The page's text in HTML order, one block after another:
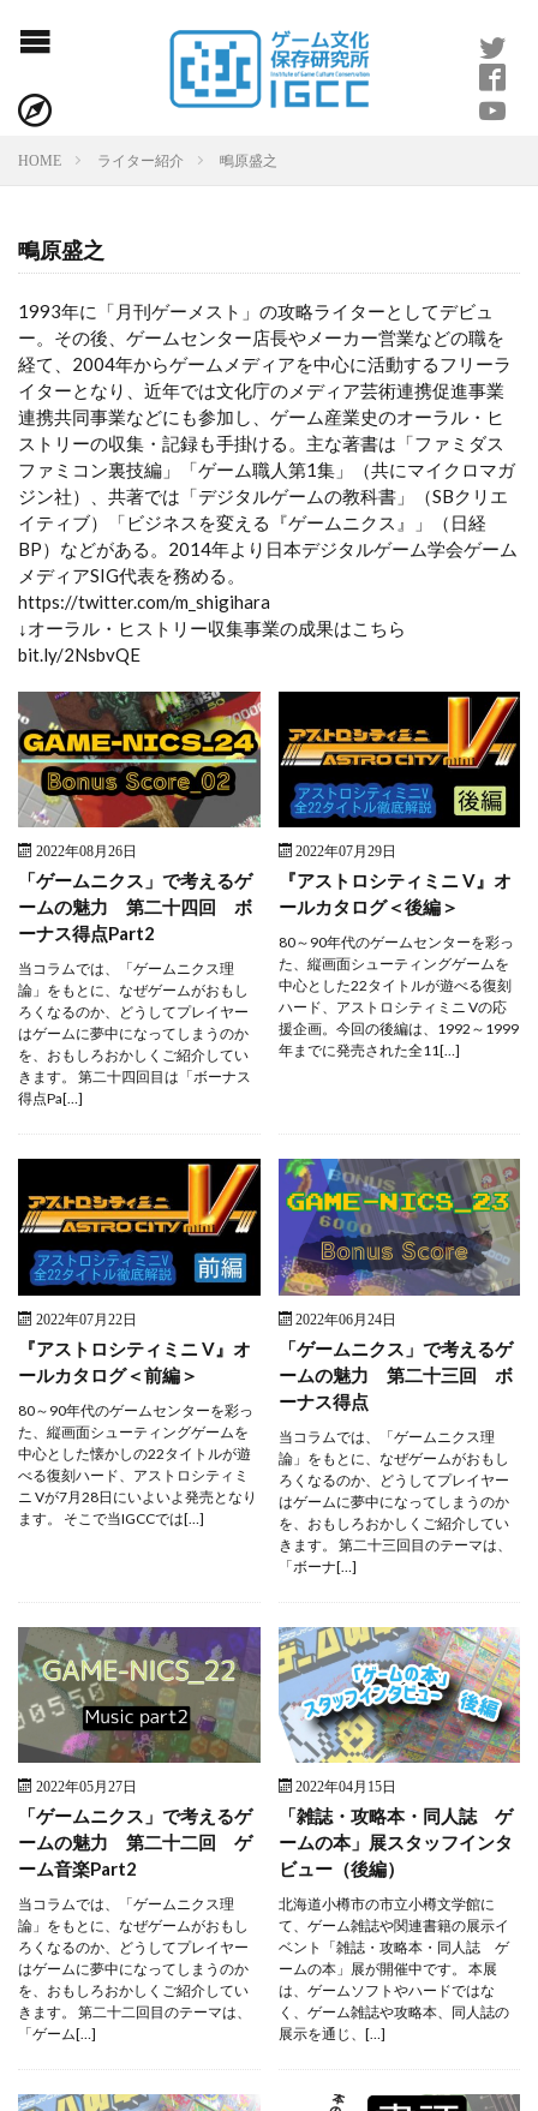
HOME ライター紹介 鴫原盛之
鴫原盛之
1993年に「月刊ゲーメスト」の攻略ライターとしてデビュ
ー。その後、ゲームセンター店長やメーカー営業などの職を
経て、2004年からゲームメディアを中心に活動するフリーラ
イターとなり、近年では文化庁のメディア芸術連携促進事業
連携共同事業などにも参加し、ゲーム産業史のオーラル・ヒ
ストリーの収集・記録も手掛ける。主な著書は「ファミダス
ファミコン裏技編」「ゲーム職人第1集」（共にマイクロマガ
ジン社）、共著では「デジタルゲームの教科書」（SBクリエ
イティブ）「ビジネスを変える『ゲームニクス』」（日経
BP）などがある。2014年より日本デジタルゲーム学会ゲーム
メディアSIG代表を務める。
https://twitter.com/m_shigihara
↓オーラル・ヒストリー収集事業の成果はこちら
bit.ly/2NsbvQE
2022年08月26日
「ゲームニクス」で考えるゲ
ームの魅力 第二十四回 ボ
ーナス得点Part2
当コラムでは、「ゲームニクス理
論」をもとに、なぜゲームがおもし
ろくなるのか、どうしてプレイヤー
はゲームに夢中になってしまうのか
を、おもしろおかしくご紹介してい
きます。 第二十四回目は「ボーナス
得点Pa[…]
2022年07月29日
『アストロシティミニ V』オ
ールカタログ＜後編＞
80～90年代のゲームセンターを彩っ
た、縦画面シューティングゲームを
中心とした22タイトルが遊べる復刻
ハード、アストロシティミニ Vの応
援企画。今回の後編は、1992～1999
年までに発売された全11[…]
2022年07月22日
『アストロシティミニ V』オ
ールカタログ＜前編＞
80～90年代のゲームセンターを彩っ
た、縦画面シューティングゲームを
中心とした懐かしの22タイトルが遊
べる復刻ハード、アストロシティミ
ニ Vが7月28日にいよいよ発売となり
ます。 そこで当IGCCでは[…]
2022年06月24日
「ゲームニクス」で考えるゲ
ームの魅力 第二十三回 ボ
ーナス得点
当コラムでは、「ゲームニクス理
論」をもとに、なぜゲームがおもし
ろくなるのか、どうしてプレイヤー
はゲームに夢中になってしまうのか
を、おもしろおかしくご紹介してい
きます。 第二十三回目のテーマは、
「ボーナ[…]
2022年05月27日
「ゲームニクス」で考えるゲ
ームの魅力 第二十二回 ゲ
ーム音楽Part2
当コラムでは、「ゲームニクス理
論」をもとに、なぜゲームがおもし
ろくなるのか、どうしてプレイヤー
はゲームに夢中になってしまうのか
を、おもしろおかしくご紹介してい
きます。 第二十二回目のテーマは、
「ゲーム[…]
2022年04月15日
「雑誌・攻略本・同人誌 ゲ
ームの本」展スタッフインタ
ビュー（後編）
北海道小樽市の市立小樽文学館に
て、ゲーム雑誌や関連書籍の展示イ
ベント「雑誌・攻略本・同人誌 ゲ
ームの本」展が開催中です。 本展
は、ゲームソフトやハードではな
く、ゲーム雑誌や攻略本、同人誌の
展示を通じ、[…]